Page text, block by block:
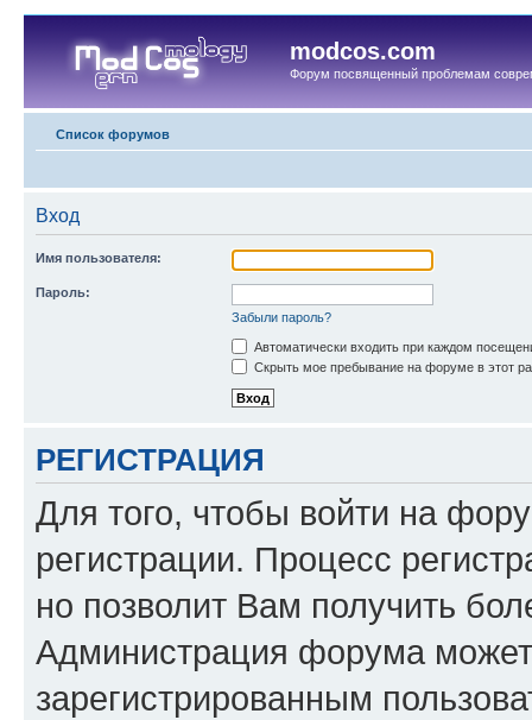
modcos.com
Форум посвященный проблемам
Список форумов
Вход
Имя пользователя:
Пароль:
Забыли пароль?
Автоматически входить при каждом
Скрыть мое пребывание на форуме в этот
РЕГИСТРАЦИЯ
Для того, чтобы войти на
регистрации. Процесс
но позволит Вам получить
Администрация форума может
зарегистрированным